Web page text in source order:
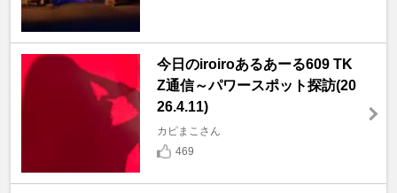
今日のiroiroあるあーる609 TK
Z通信～パワースポット探訪(20
26.4.11)
カピまこさん
469